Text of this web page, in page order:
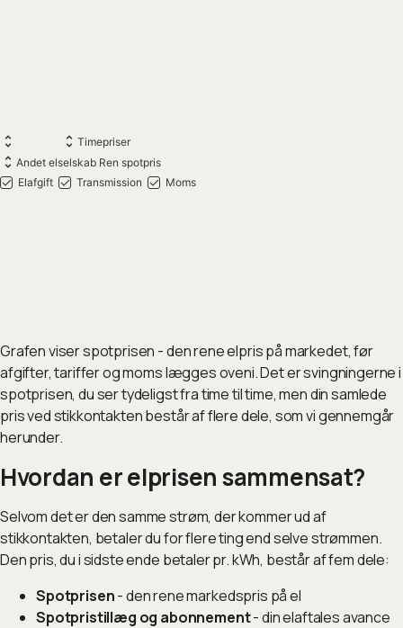
Grafen viser spotprisen - den rene elpris på markedet, før
afgifter, tariffer og moms lægges oveni. Det er svingningerne i
spotprisen, du ser tydeligst fra time til time, men din samlede
pris ved stikkontakten består af flere dele, som vi gennemgår
herunder.
Hvordan er elprisen sammensat?
Selvom det er den samme strøm, der kommer ud af
stikkontakten, betaler du for flere ting end selve strømmen.
Den pris, du i sidste ende betaler pr. kWh, består af fem dele:
Spotprisen- den rene markedspris på el
Spotpristillæg og abonnement- din elaftales avance